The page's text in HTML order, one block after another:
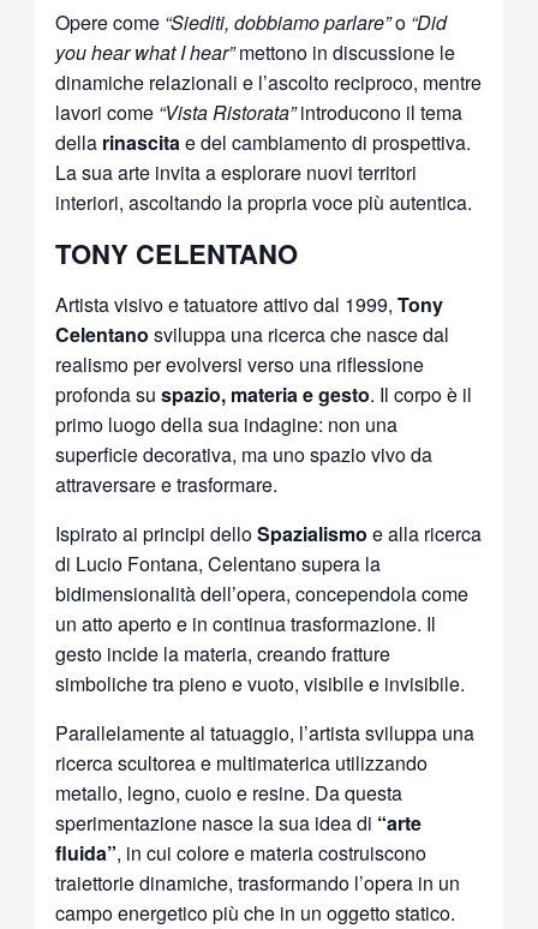
Opere come “Siediti, dobbiamo parlare”o “Did
you hear what I hear”mettono in discussione le
dinamiche relazionali e l’ascolto reciproco, mentre
lavori come “Vista Ristorata”introducono il tema
della rinascita e del cambiamento di prospettiva.
La sua arte invita a esplorare nuovi territori
interiori, ascoltando la propria voce più autentica.
TONY CELENTANO
Artista visivo e tatuatore attivo dal 1999,Tony
Celentano sviluppa una ricerca che nasce dal
realismo per evolversi verso una riflessione
profonda suspazio, materia e gesto. Il corpo è il
primo luogo della sua indagine: non una
superficie decorativa, ma uno spazio vivo da
attraversare e trasformare.
Ispirato ai principi delloSpazialismo e alla ricerca
di Lucio Fontana, Celentano supera la
bidimensionalità dell’opera, concependola come
un atto aperto e in continua trasformazione. Il
gesto incide la materia, creando fratture
simboliche tra pieno e vuoto, visibile e invisibile.
Parallelamente al tatuaggio, l’artista sviluppa una
ricerca scultorea e multimaterica utilizzando
metallo, legno, cuoio e resine. Da questa
sperimentazione nasce la sua idea di “arte
fluida”, in cui colore e materia costruiscono
traiettorie dinamiche, trasformando l’opera in un
campo energetico più che in un oggetto statico.